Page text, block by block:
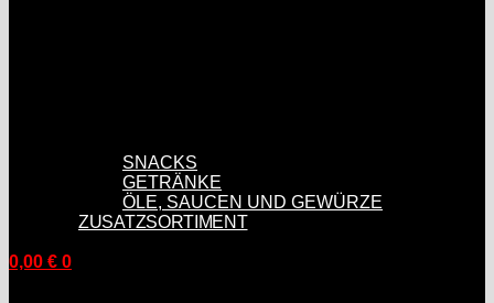
SNACKS
GETRÄNKE
ÖLE, SAUCEN UND GEWÜRZE
ZUSATZSORTIMENT
0,00 € 0